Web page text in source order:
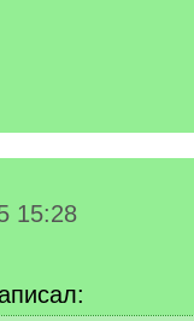
15:28